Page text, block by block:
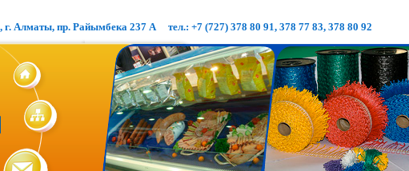
г. Алматы, пр. Райымбека 237 А тел.: +7 (727) 378 80 91, 378 77 83, 378 80 92